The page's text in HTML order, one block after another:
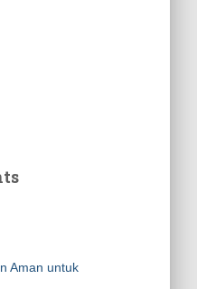
Aman untuk